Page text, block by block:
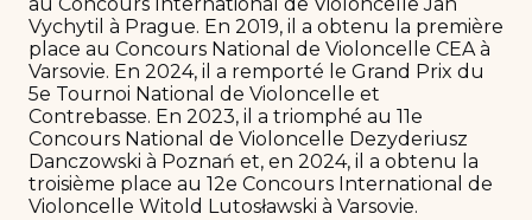
au Concours International de Violoncelle Jan
Vychytil à Prague. En 2019, il a obtenu la première
place au Concours National de Violoncelle CEA à
Varsovie. En 2024, il a remporté le Grand Prix du
5e Tournoi National de Violoncelle et
Contrebasse. En 2023, il a triomphé au 11e
Concours National de Violoncelle Dezyderiusz
Danczowski à Poznań et, en 2024, il a obtenu la
troisième place au 12e Concours International de
Violoncelle Witold Lutosławski à Varsovie.